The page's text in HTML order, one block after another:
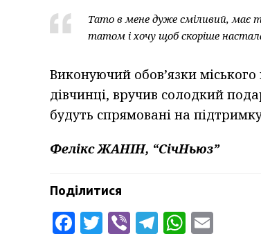
Тато в мене дуже сміливий, має
татом і хочу щоб скоріше
Виконуючий обов’язки
дівчинці, вручив солодкий
будуть спрямовані на
Фелікс ЖАНІН, “СічНьюз”
Поділитися
Facebook
Twitter
ViberTelegram